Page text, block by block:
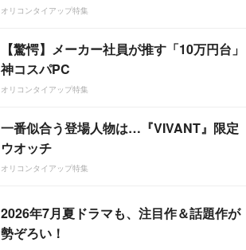
オリコンタイアップ特集
【驚愕】メーカー社員が推す「10万円台」
神コスパPC
オリコンタイアップ特集
一番似合う登場人物は…『VIVANT』限定
ウオッチ
オリコンタイアップ特集
2026年7月夏ドラマも、注目作＆話題作が
勢ぞろい！